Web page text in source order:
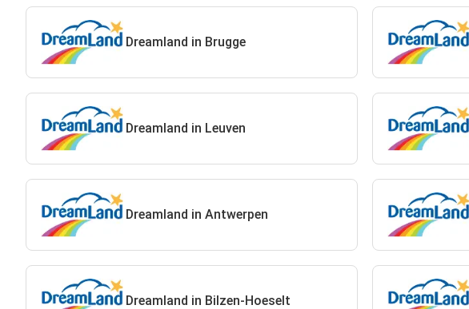
Dreamland in Brugge
Dreamland in Leuven
Dreamland in Antwerpen
Dreamland in Bilzen-Hoeselt